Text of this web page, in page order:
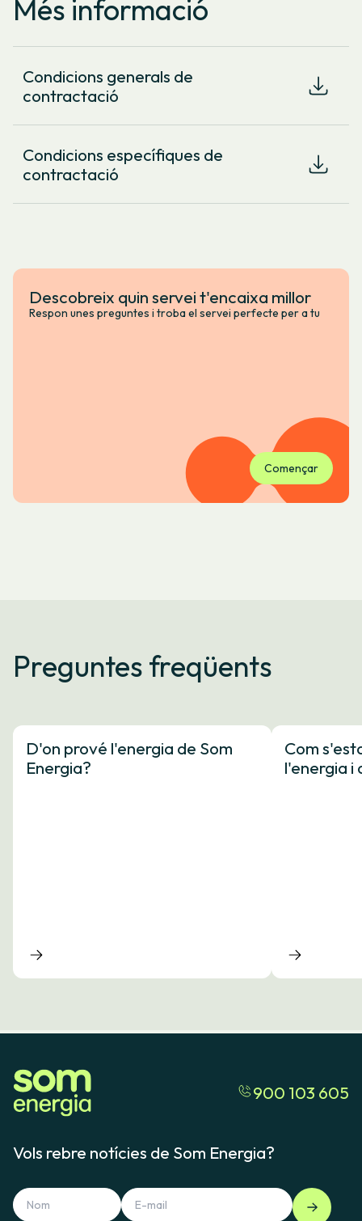
Més informació
Condicions generals de
contractació
Condicions específiques de
contractació
Descobreix quin servei t'encaixa millor
Respon unes preguntes i troba el servei perfecte per a tu
Començar
Preguntes freqüents
D'on prové l'energia de Som
Energia?
Com
l'energia i
900 103 605
Vols rebre notícies de Som Energia?